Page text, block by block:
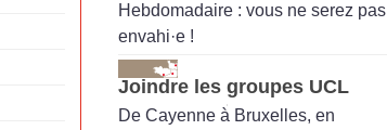
Hebdomadaire : vous ne serez pas
envahi·e !
Joindre les groupes UCL
De Cayenne à Bruxelles, en